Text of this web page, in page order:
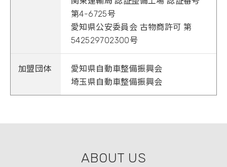
第4-6725号
愛知県公安委員会 古物商許可 第
542529702300号
加盟団体
愛知県自動車整備振興会
埼玉県自動車整備振興会
ABOUT US